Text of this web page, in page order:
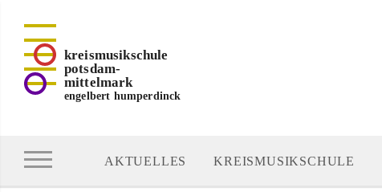
kreismusikschule
potsdam-
mittelmark
engelbert humperdinck
AKTUELLES KREISMUSIKSCHULE